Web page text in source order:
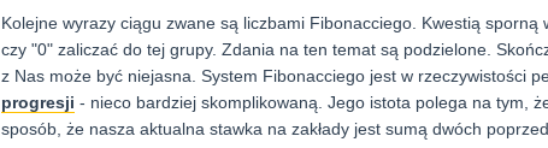
Kolejne wyrazy ciągu zwane są liczbami Fibonacciego. Kwestią sporną
czy "0" zaliczać do tej grupy. Zdania na ten temat są podzielone.
z Nas może być niejasna. System Fibonacciego jest w rzeczywistości
progresji - nieco bardziej skomplikowaną. Jego istota polega na tym,
sposób, że nasza aktualna stawka na zakłady jest sumą dwóch